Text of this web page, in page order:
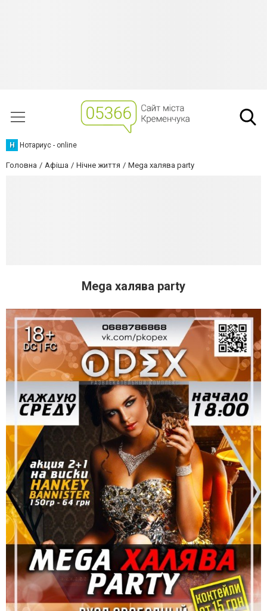
Н Нотариус - online
Головна Афіша Нічне життя Mega халява party
Mega халява party